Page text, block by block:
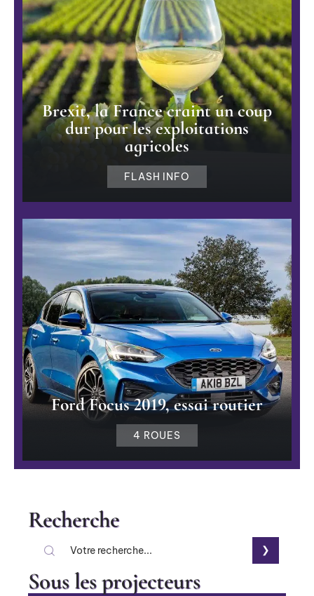
Brexit, la France craint un coup
dur pour les exploitations
agricoles
FLASH INFO
Ford Focus 2019, essai routier
4 ROUES
Recherche
Sous les projecteurs